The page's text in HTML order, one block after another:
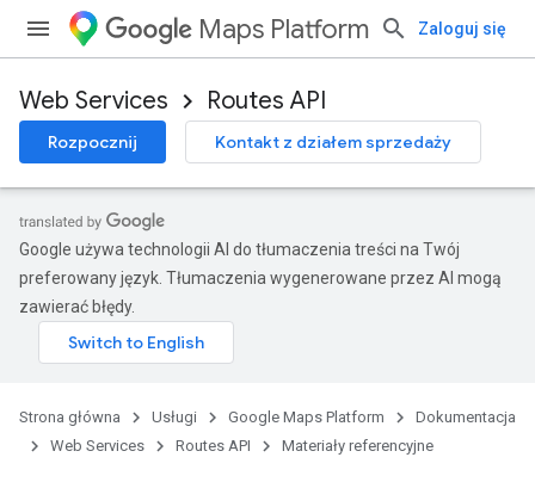
Maps Platform Zaloguj się
Web Services Routes API
Rozpocznij Kontakt z działem sprzedaży
Google używa technologii AI do tłumaczenia treści na Twój
preferowany język. Tłumaczenia wygenerowane przez AI mogą
zawierać błędy.
Strona główna Usługi Google Maps Platform
Dokumentacja
Web Services
Routes API Materiały referencyjne